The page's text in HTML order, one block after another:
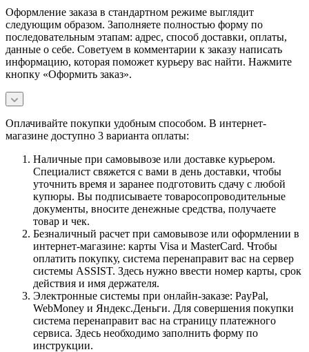
Оформление заказа в стандартном режиме выглядит
следующим образом. Заполняете полностью форму по
последовательным этапам: адрес, способ доставки, оплаты,
данные о себе. Советуем в комментарии к заказу написать
информацию, которая поможет курьеру вас найти. Нажмите
кнопку «Оформить заказ».
Оплачивайте покупки удобным способом. В интернет-
магазине доступно 3 варианта оплаты:
Наличные при самовывозе или доставке курьером.
Специалист свяжется с вами в день доставки, чтобы
уточнить время и заранее подготовить сдачу с любой
купюры. Вы подписываете товаросопроводительные
документы, вносите денежные средства, получаете
товар и чек.
Безналичный расчет при самовывозе или оформлении в
интернет-магазине: карты Visa и MasterCard. Чтобы
оплатить покупку, система перенаправит вас на сервер
системы ASSIST. Здесь нужно ввести номер карты, срок
действия и имя держателя.
Электронные системы при онлайн-заказе: PayPal,
WebMoney и Яндекс.Деньги. Для совершения покупки
система перенаправит вас на страницу платежного
сервиса. Здесь необходимо заполнить форму по
инструкции.